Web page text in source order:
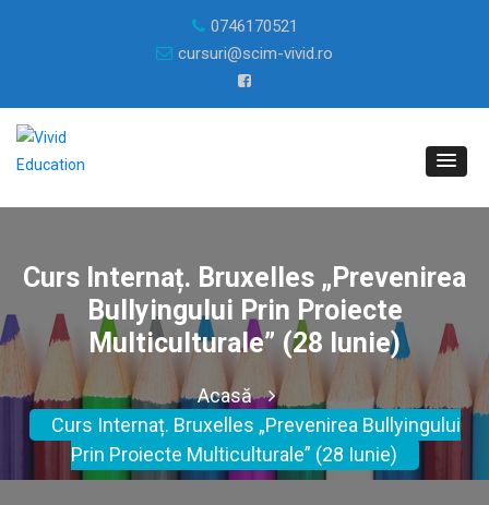
0746170521
cursuri@scim-vivid.ro
Curs Internaț. Bruxelles „Prevenirea
Bullyingului Prin Proiecte
Multiculturale” (28 Iunie)
Acasă
Curs Internaț. Bruxelles „Prevenirea Bullyingului
Prin Proiecte Multiculturale” (28 Iunie)